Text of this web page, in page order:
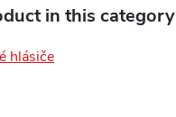
in this category
hlásiče